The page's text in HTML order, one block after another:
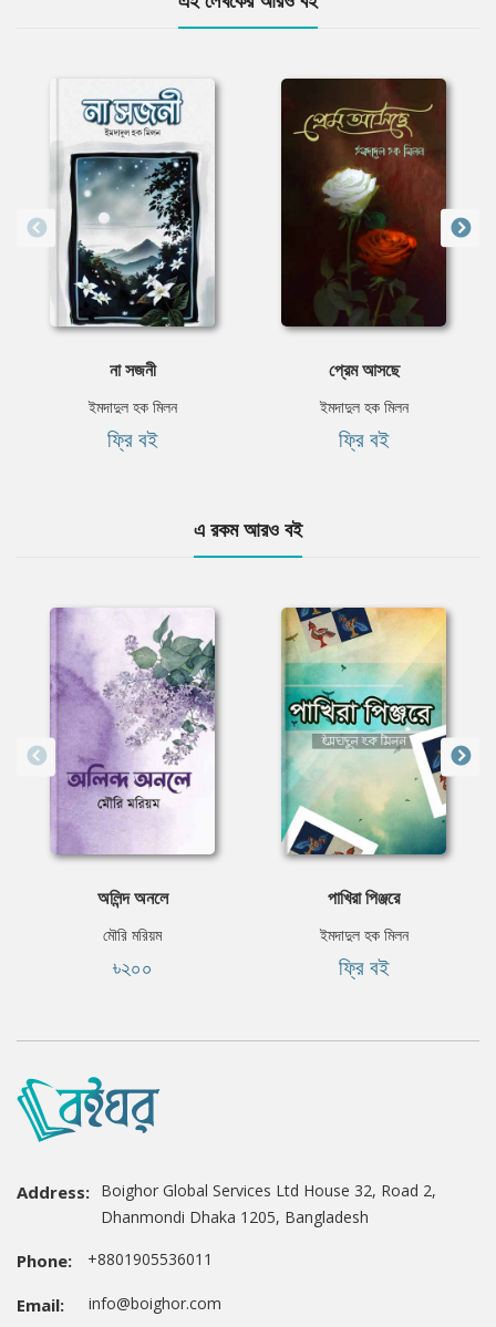
না সজনী
ইমদাদুল হক মিলন
ফ্রি বই
প্রেম আসছে
ইমদাদুল হক মিলন
ফ্রি বই
এ রকম আরও বই
অলিন্দ অনলে
মৌরি মরিয়ম
৳২০০
পাখিরা পিঞ্জরে
ইমদাদুল হক মিলন
ফ্রি বই
Address: Boighor Global Services Ltd House 32, Road 2,
Dhanmondi Dhaka 1205, Bangladesh
Phone: +8801905536011
Email: info@boighor.com